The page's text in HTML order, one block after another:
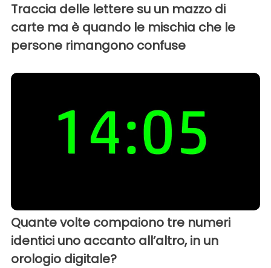
Traccia delle lettere su un mazzo di
carte ma è quando le mischia che le
persone rimangono confuse
Quante volte compaiono tre numeri
identici uno accanto all’altro, in un
orologio digitale?